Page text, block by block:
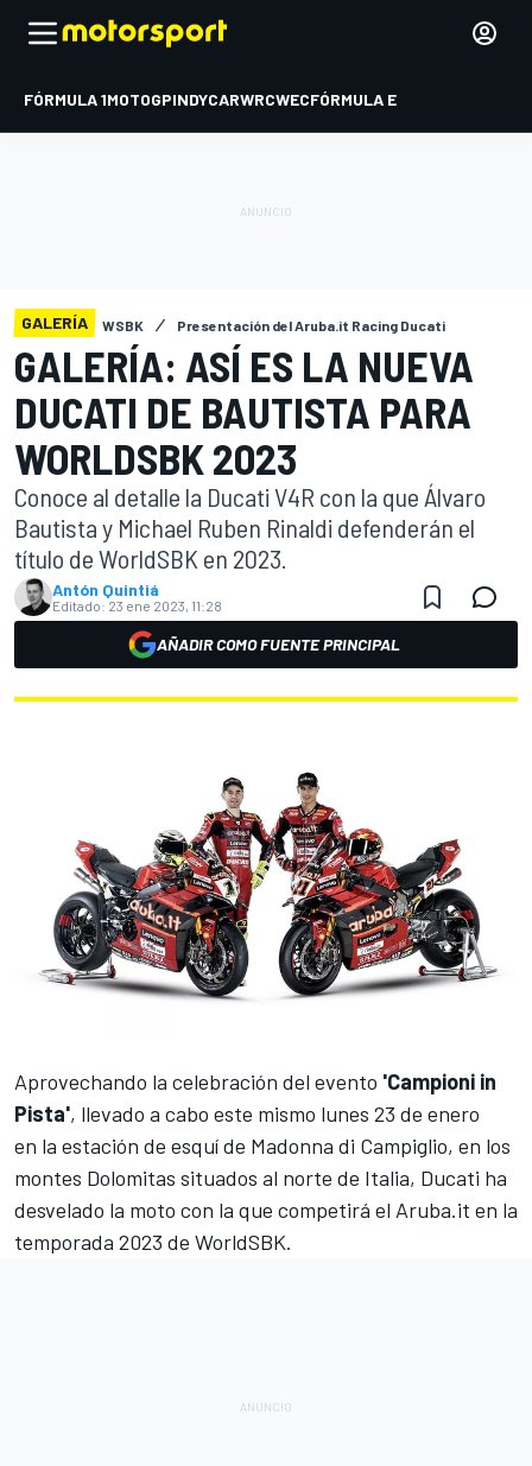
FÓRMULA 1MOTOGPINDYCARWRCWECFÓRMULA E
GALERÍA WSBK Presentación del Aruba.it Racing Ducati
GALERÍA: ASÍ ES LA NUEVA
DUCATI DE BAUTISTA PARA
WORLDSBK 2023
Conoce al detalle la Ducati V4R con la que Álvaro
Bautista y Michael Ruben Rinaldi defenderán el
título de WorldSBK en 2023.
Antón Quintiá
Editado: 23 ene 2023, 11:28
AÑADIR COMO FUENTE PRINCIPAL
Aprovechando la celebración del evento 'Campioni in
Pista', llevado a cabo este mismo lunes 23 de enero
en la estación de esquí de Madonna di Campiglio, en los
montes Dolomitas situados al norte de Italia, Ducati ha
desvelado la moto con la que competirá el Aruba.it en la
temporada 2023 de WorldSBK.